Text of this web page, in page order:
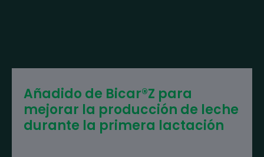
Añadido de Bicar®Z para
mejorar la producción de leche
durante la primera lactación